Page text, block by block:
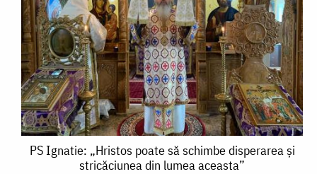
PS
PS Ignatie: „Hristos poate să schimbe disperarea și
stricăciunea din lumea aceasta”